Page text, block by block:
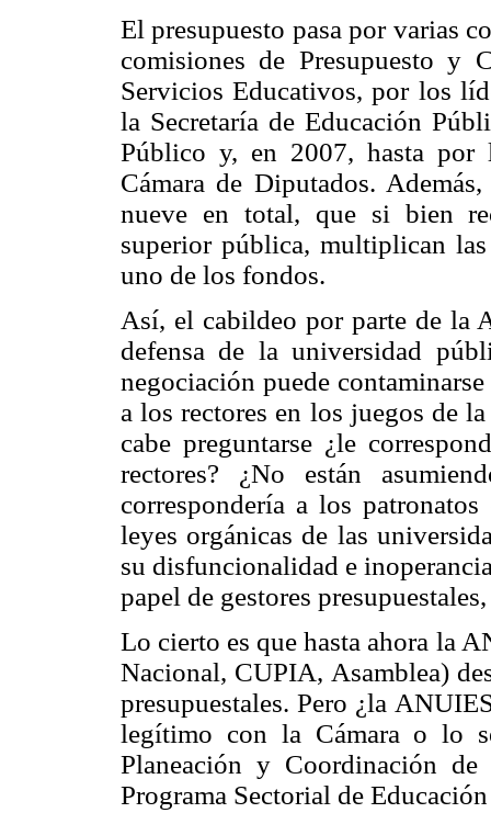
El presupuesto pasa por varias
comisiones de Presupuesto y
Servicios Educativos, por los
la Secretaría de Educación
Público y, en 2007, hasta
Cámara de Diputados.
nueve en total, que si bien
superior pública, multiplican
uno de los fondos.
Así, el cabildeo por parte de la
defensa de la universidad
negociación puede
a los rectores en los juegos de
cabe preguntarse ¿le
rectores? ¿No están
correspondería a los
leyes orgánicas de las
su disfuncionalidad e
papel de gestores
Lo cierto es que hasta ahora la
Nacional, CUPIA, Asamblea)
presupuestales. Pero ¿la
legítimo con la Cámara o lo
Planeación y Coordinación
Programa Sectorial de